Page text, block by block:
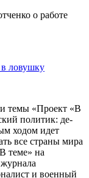
в ловушку
темы «Проект «В
политик: де-
ходом идет
все страны мира
теме» на
и военный